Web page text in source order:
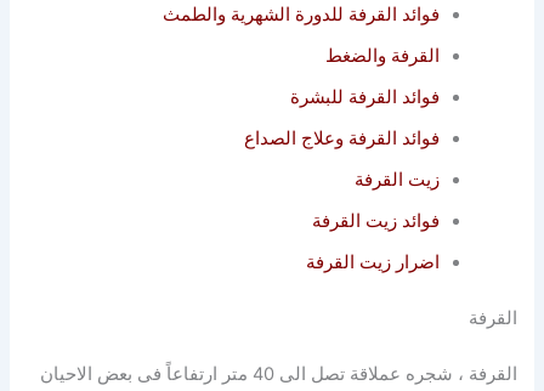
فوائد القرفة للدورة الشهرية والطمث
القرفة والضغط
فوائد القرفة للبشرة
فوائد القرفة وعلاج الصداع
زيت القرفة
فوائد زيت القرفة
اضرار زيت القرفة
القرفة
القرفة ، شجره عملاقة تصل الى 40 متر ارتفاعاً فى بعض الاحيان